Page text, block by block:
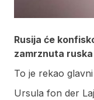
Rusija će
zamrznuta
To je rekao
Ursula fon der